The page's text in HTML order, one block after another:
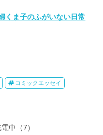
くま子のふがいない日常
コミックエッセイ
中（7）